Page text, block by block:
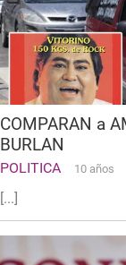
COMPARAN a
BURLAN
POLITICA 10 años
[...]